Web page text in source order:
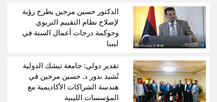
الدكتور حسين مرجين يطرح رؤية
لإصلاح نظام التقييم التربوي
وحوكمة درجات أعمال السنة في
ليبيا
تقدير دولي: جامعة تيشك الدولية
تُشيد بدور د. حسين مرجين في
هندسة الشراكات الأكاديمية مع
المؤسسات الليبية